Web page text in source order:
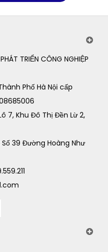
TRIỂN CÔNG NGHIỆP
Phố Hà Nội cấp
7, Khu Đô Thị Đền Lừ 2,
39 Đường Hoàng Như